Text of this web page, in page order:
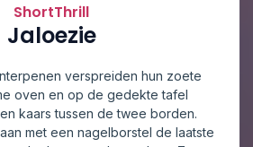
ShortThrill
Jaloezie
verspreiden hun zoete
oven en op de gedekte tafel
kaars tussen de twee borden.
met een nagelborstel de laatste